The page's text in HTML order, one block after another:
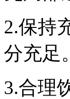
2.保持
分充足。
3.合理